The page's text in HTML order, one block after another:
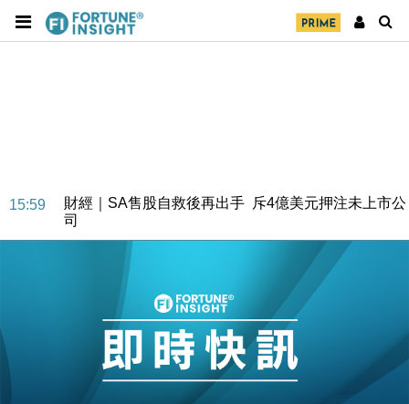
15:59
財經｜SA售股自救後再出手 斥4億美元押注未上市公
司
財經｜精星香港夥菜鳥拓全球智慧倉儲市場 加快海外
地產｜大酒店中期轉賺2300萬元 斥21億翻新香港及
國際｜特朗普赴洛杉磯高球場活動前 男子攜槍彈被捕
12:30
財經｜香港7月PMI回落至51 企業擴張放慢兼縮減人